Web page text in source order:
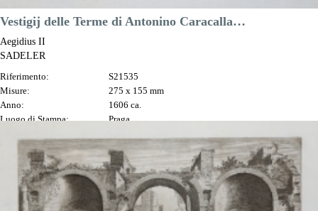
Vestigij delle Terme di Antonino Caracalla…
Aegidius II
SADELER
Riferimento:
S21535
Misure:
275 x 155 mm
Anno:
1606 ca.
Luogo di Stampa:
Praga
Anteprima
DESCRIZIONE